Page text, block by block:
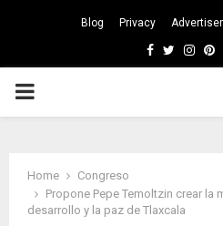
Blog Privacy
Facebook
Twitter
PRIMARY
Home
Congreso
Propone Pepe Temoltzin crear la
desarrollo y la paz de Tlaxcala